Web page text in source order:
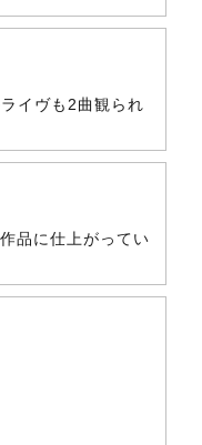
イヴも2曲観られ
品に仕上がってい